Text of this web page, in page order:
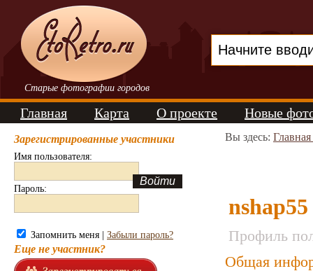
Старые фотографии городов
Главная Карта О проекте Новые
Зарегистрированные участники
Имя пользователя:
Пароль:
Запомнить меня | Забыли пароль?
Еще не участник?
Вы здесь:
nshap55
Профиль
Общая